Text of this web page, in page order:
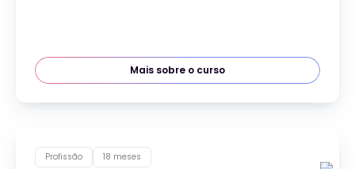
Mais sobre o curso
Profissão 18 meses